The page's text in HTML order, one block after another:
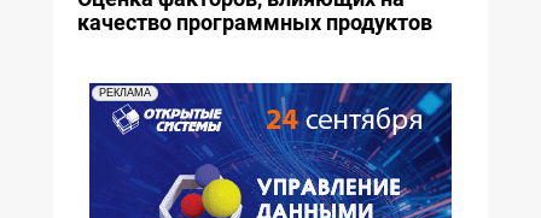
качество программных продуктов
РЕКЛАМА